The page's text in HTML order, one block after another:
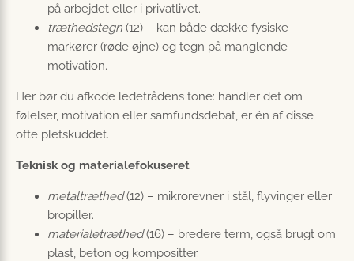
på arbejdet eller i privatlivet.
træthedstegn (12) – kan både dække fysiske
markører (røde øjne) og tegn på manglende
motivation.
Her bør du afkode ledetrådens tone: handler det om
følelser, motivation eller samfundsdebat, er én af disse
ofte pletskuddet.
Teknisk og materialefokuseret
metaltræthed(12) – mikrorevner i stål, flyvinger eller
bropiller.
materialetræthed(16) – bredere term, også brugt om
plast, beton og kompositter.